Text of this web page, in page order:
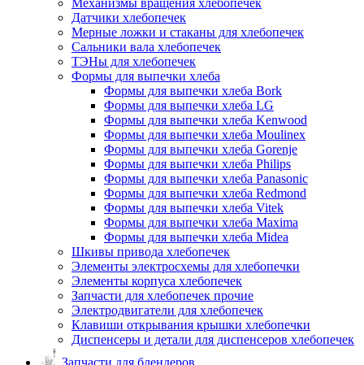
Механизмы вращения хлебопечек
Датчики хлебопечек
Мерные ложки и стаканы для хлебопечек
Сальники вала хлебопечек
ТЭНы для хлебопечек
Формы для выпечки хлеба
Формы для выпечки хлеба Bork
Формы для выпечки хлеба LG
Формы для выпечки хлеба Kenwood
Формы для выпечки хлеба Moulinex
Формы для выпечки хлеба Gorenje
Формы для выпечки хлеба Philips
Формы для выпечки хлеба Panasonic
Формы для выпечки хлеба Redmond
Формы для выпечки хлеба Vitek
Формы для выпечки хлеба Maxima
Формы для выпечки хлеба Midea
Шкивы привода хлебопечек
Элементы электросхемы для хлебопечки
Элементы корпуса хлебопечек
Запчасти для хлебопечек прочие
Электродвигатели для хлебопечек
Клавиши открывания крышки хлебопечки
Диспенсеры и детали для диспенсеров хлебопечек
Запчасти для блендеров